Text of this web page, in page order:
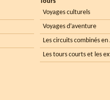
Voyages culturels
Voyages d’aventure
Les circuits combinés
Les tours courts et les